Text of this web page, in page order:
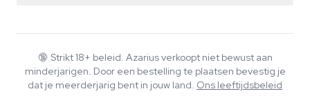
Veelgestelde vragen
Privacybeleid
Wiki
Muziek
🔞 Strikt 18+ beleid. Azarius verkoopt niet bewust aan
minderjarigen. Door een bestelling te plaatsen bevestig je
dat je meerderjarig bent in jouw land. Ons leeftijdsbeleid